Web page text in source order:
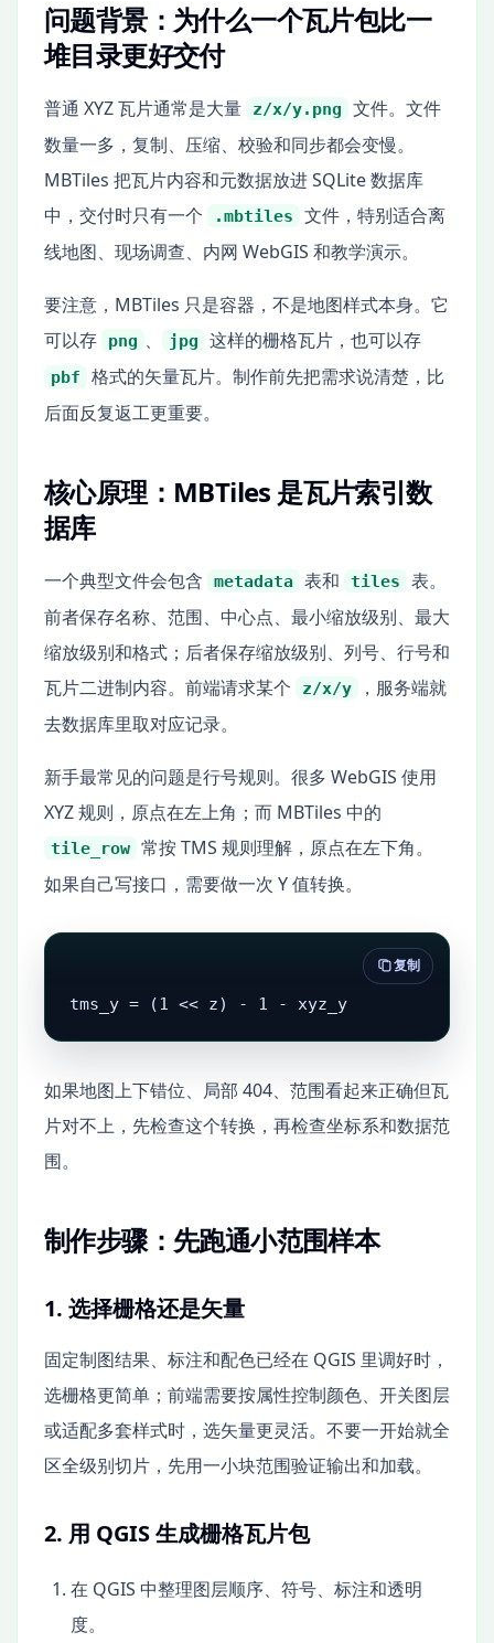
问题背景：为什么一个瓦片包比一
堆目录更好交付
普通 XYZ 瓦片通常是大量 z/x/y.png
文件。文件
数量一多，复制、压缩、校验和同步都会变慢。
MBTiles 把瓦片内容和元数据放进 SQLite 数据库
中，交付时只有一个
.mbtiles
文件，特别适合离
线地图、现场调查、内网 WebGIS 和教学演示。
要注意，MBTiles 只是容器，不是地图样式本身。它
可以存
png 、 jpg 这样的栅格瓦片，也可以存
pbf
格式的矢量瓦片。制作前先把需求说清楚，比
后面反复返工更重要。
核心原理：MBTiles 是瓦片索引数
据库
一个典型文件会包含 metadata 表和 tiles
表。
前者保存名称、范围、中心点、最小缩放级别、最大
缩放级别和格式；后者保存缩放级别、列号、行号和
瓦片二进制内容。前端请求某个
z/x/y
，服务端就
去数据库里取对应记录。
新手最常见的问题是行号规则。很多 WebGIS 使用
XYZ 规则，原点在左上角；而 MBTiles 中的
tile_row 常按 TMS 规则理解，原点在左下角。
如果自己写接口，需要做一次 Y 值转换。
tms_y = (1 << z) - 1 - xyz_y
复制
如果地图上下错位、局部 404、范围看起来正确但瓦
片对不上，先检查这个转换，再检查坐标系和数据范
围。
制作步骤：先跑通小范围样本
1. 选择栅格还是矢量
固定制图结果、标注和配色已经在 QGIS 里调好时，
选栅格更简单；前端需要按属性控制颜色、开关图层
或适配多套样式时，选矢量更灵活。不要一开始就全
区全级别切片，先用一小块范围验证输出和加载。
2. 用 QGIS 生成栅格瓦片包
在 QGIS 中整理图层顺序、符号、标注和透明
度。